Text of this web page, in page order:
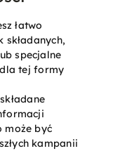
łatwo
składanych,
specjalne
tej formy
może być
kampanii